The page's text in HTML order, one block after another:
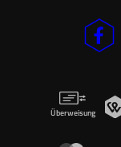
Überweisung